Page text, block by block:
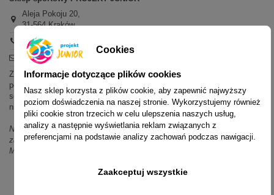
Aleja Pokoju 20,
31-564 Kraków
+48 600 779 897
sklep@projektjunior.pl
Zapraszamy do sklepu stacjonarnego:
poniedziałek - piątek: 11.00-19.00
sobota: 10.00-14.00
niedziela (każda): nieczynne
Nie odpowiadamy na wiadomości SMS. W sprawach dotyczących
zamówień i oferty prosimy o kontakt mailowy, telefoniczny lub przez
Messenger.
Cookies
Informacje dotyczące plików cookies
Nasz sklep korzysta z plików cookie, aby zapewnić najwyższy
poziom doświadczenia na naszej stronie. Wykorzystujemy również
pliki cookie stron trzecich w celu ulepszenia naszych usług,
analizy a następnie wyświetlania reklam związanych z
preferencjami na podstawie analizy zachowań podczas nawigacji.
Zaakceptuj wszystkie